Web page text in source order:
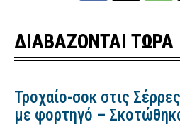
ΔΙΑΒΑΖΟΝΤΑΙ ΤΩΡΑ
Τροχαίο-σοκ στις
με φορτηγό –